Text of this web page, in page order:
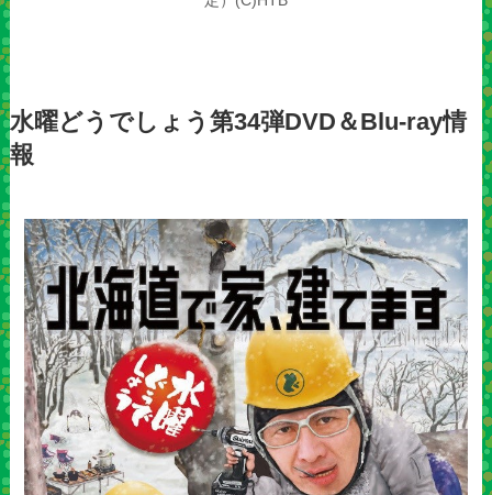
水曜どうでしょう第34弾DVD＆Blu-ray情
報